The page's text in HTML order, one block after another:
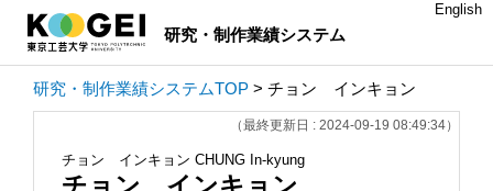
研究・制作業績システム
English
研究・制作業績システムTOP > チョン インキョン
（最終更新日 : 2024-09-19 08:49:34）
チョン インキョン CHUNG In-kyung